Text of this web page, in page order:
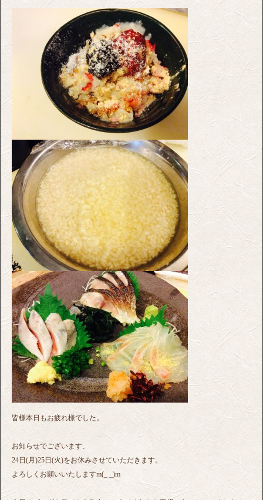
皆様本日もお疲れ様でした。
お知らせでございます、
24日(月)25日(火)をお休みさせていただきます。
よろしくお願いいたしますm(_ _)m